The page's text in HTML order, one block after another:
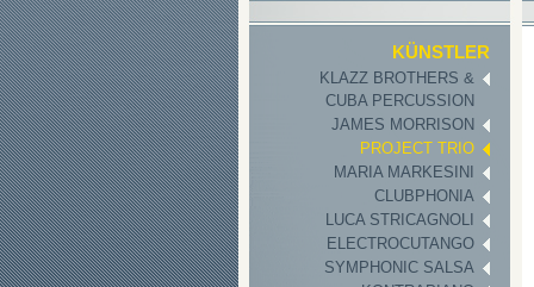
KÜNSTLER
KLAZZ BROTHERS &
CUBA PERCUSSION
JAMES MORRISON
PROJECT TRIO
MARIA MARKESINI
CLUBPHONIA
LUCA STRICAGNOLI
ELECTROCUTANGO
SYMPHONIC SALSA